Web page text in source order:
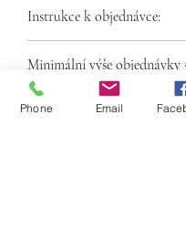
Instrukce k objednávce:
si z nabídky vybrali a vložte
V košíku (objednávce)
údaje a vyčkejte na
Minimální výše objednávky
Phone Email